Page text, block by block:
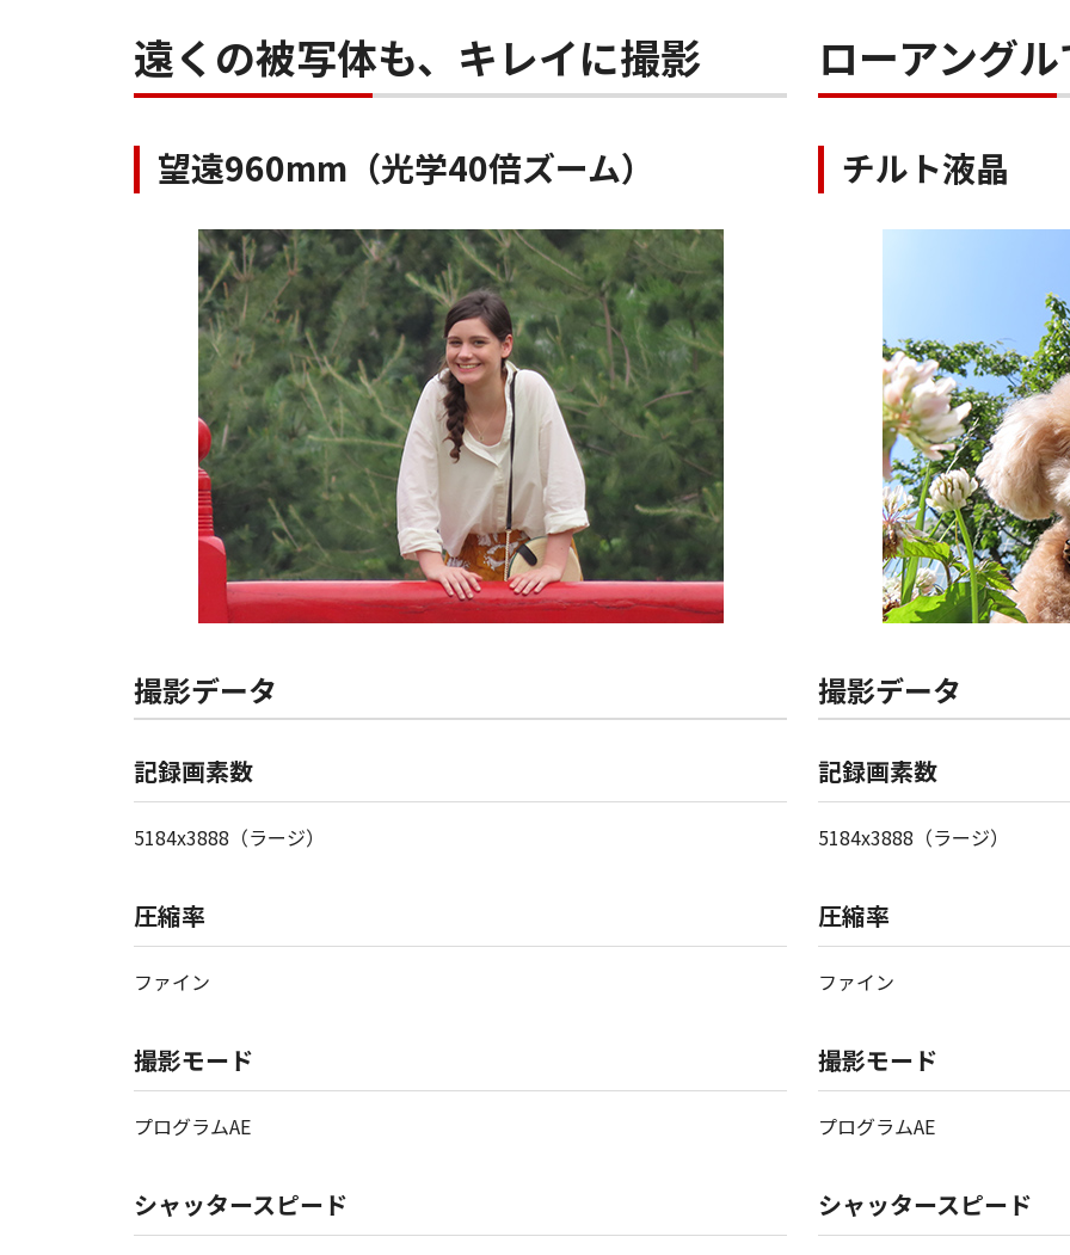
遠くの被写体も、キレイに撮影
望遠960mm（光学40倍ズーム）
撮影データ
記録画素数
5184x3888（ラージ）
圧縮率
ファイン
撮影モード
プログラムAE
シャッタースピード
ローアング
チルト液晶
撮影データ
記録画素数
5184x3888（ラージ）
圧縮率
ファイン
撮影モード
プログラムAE
シャッタースピード